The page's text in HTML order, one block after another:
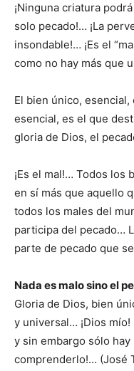
¡Ninguna criatura
solo pecado!… ¡La
insondable!… ¡Es el
como no hay más que
El bien único,
esencial, es el que
gloria de Dios, el
¡Es el mal!… Todos los
en sí más que aquello
todos los males del
participa del pecado…
parte de pecado que
Nada es malo sino el
Gloria de Dios, bien
y universal… ¡Dios mío!
y sin embargo sólo hay
comprenderlo!… (José